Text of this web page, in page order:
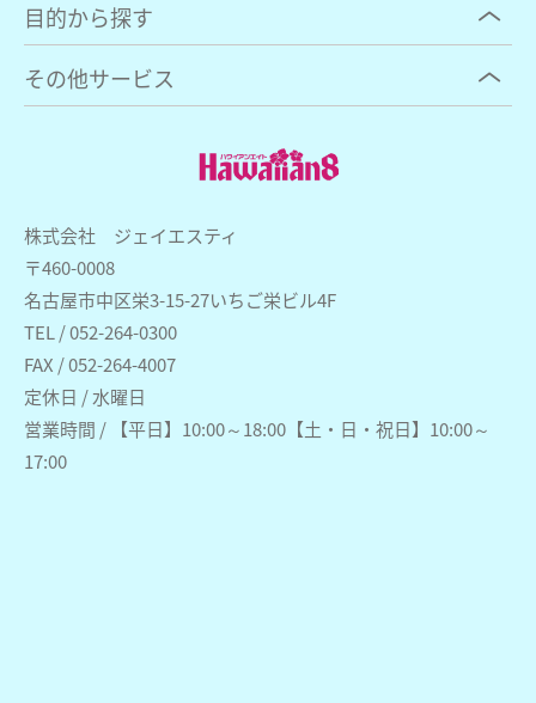
株式会社 ジェイエスティ
〒460-0008
名古屋市中区栄3-15-27いちご栄ビル4F
TEL / 052-264-0300
FAX / 052-264-4007
定休日 / 水曜日
営業時間 / 【平日】10:00～18:00【土・日・祝日】10:00～
17:00
目的から探す
その他サービス